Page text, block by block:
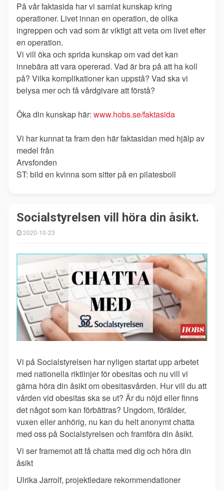
På vår faktasida har vi samlat kunskap kring
operationer. Livet innan en operation, de olika
ingreppen och vad som är viktigt att veta om livet efter
en operation.
Vi vill öka och sprida kunskap om vad det kan
innebära att vara opererad. Vad är bra på att ha koll
på? Vilka komplikationer kan uppstå? Vad ska vi
belysa mer och få vårdgivare att förstå?
Öka din kunskap här: www.hobs.se/faktasida
Vi har kunnat ta fram den här faktasidan med hjälp av
medel från
Arvsfonden
ST: bild en kvinna som sitter på en pilatesboll
Socialstyrelsen vill höra din åsikt.
2020-10-23
Vi på Socialstyrelsen har nyligen startat upp arbetet
med nationella riktlinjer för obesitas och nu vill vi
gärna höra din åsikt om obesitasvården. Hur vill du att
vården vid obesitas ska se ut? Är du nöjd eller finns
det något som kan förbättras? Ungdom, förälder,
vuxen eller anhörig, nu kan du helt anonymt chatta
med oss på Socialstyrelsen och framföra din åsikt.
Vi ser framemot att få chatta med dig och höra din
åsikt
Ulrika Jarrolf, projektledare rekommendationer